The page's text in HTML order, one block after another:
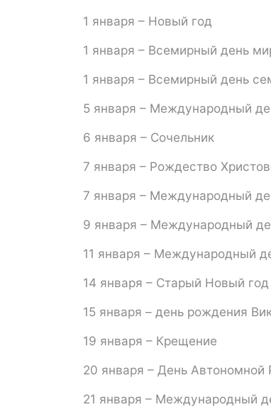
1 января – Новый год
1 января – Всемирный день
1 января – Всемирный день
5 января – Международный
6 января – Сочельник
7 января – Рождество
7 января – Международный
9 января – Международный
11 января – Международный
14 января – Старый Новый год
15 января – день рождения
19 января – Крещение
20 января – День Автономной
21 января – Международный